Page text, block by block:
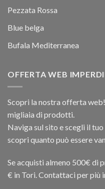
Pezzata Rossa
Blue belga
Bufala Mediterranea
OFFERTA WEB
Scopri la nostra offerta
migliaia di prodotti.
Naviga sul sito e scegli il
scopri quanto può essere
Se acquisti almeno 500€ di
€ in Tori. Contattaci per più